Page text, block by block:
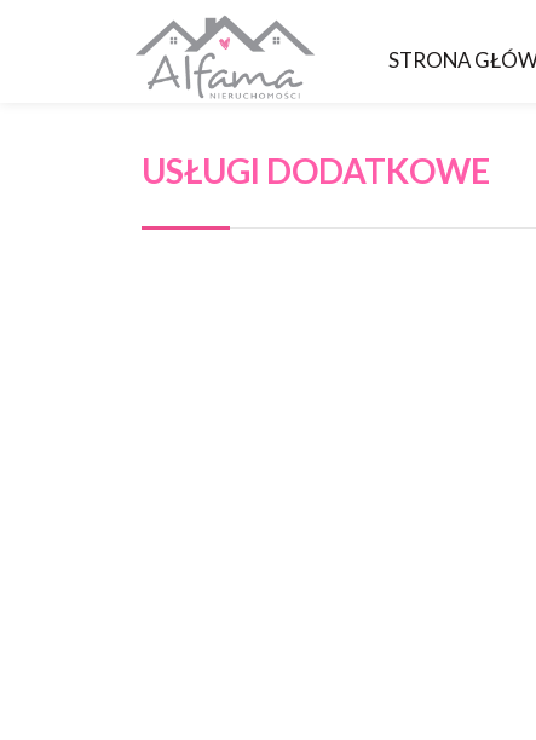
STRONA
USŁUGI DODATKOWE